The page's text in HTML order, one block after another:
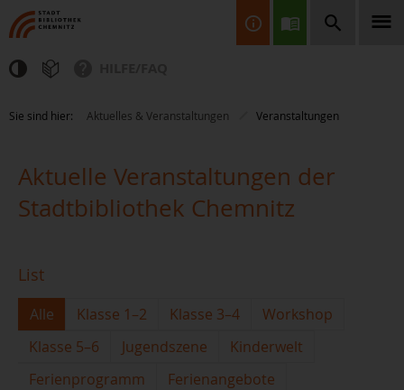
Finden Sie Informationen, Bücher, CDs & DVDs, Spiele, BluRays,
Zeitschriften und vieles mehr...
Sie sind hier: Aktuelles & Veranstaltungen Veranstaltungen
Aktuelle Veranstaltungen der
Stadtbibliothek Chemnitz
List
Alle Klasse 1–2 Klasse 3–4
Workshop
Klasse 5–6
Jugendszene
Kinderwelt
Ferienprogramm
Ferienangebote